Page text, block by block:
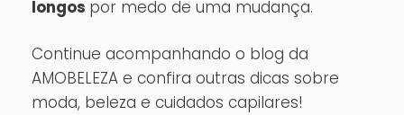
longos por medo de uma mudança.
Continue acompanhando o blog da
AMOBELEZA e confira outras dicas sobre
moda, beleza e cuidados capilares!